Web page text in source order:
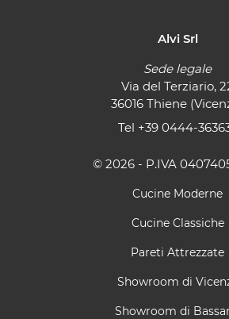
Alvi Srl
Sede legale
Via del Terziario,
36016 Thiene
Tel +39 0444-
© 2026 - P.IVA
Cucine Moderne
Cucine Classiche
Pareti Attrezzate
Showroom di
Showroom di